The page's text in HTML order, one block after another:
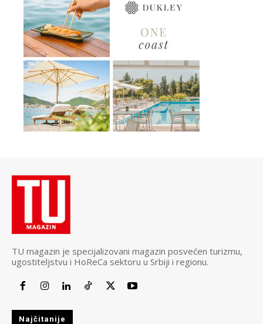
TU magazin je specijalizovani magazin posvećen turizmu,
ugostiteljstvu i HoReCa sektoru u Srbiji i regionu.
Najčitanije